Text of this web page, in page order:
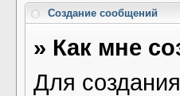
Создание сообщений
» Как мне
Для